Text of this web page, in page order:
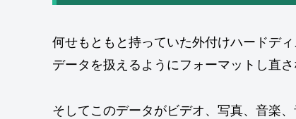
何せもともと持っていた外付けハードデ
データを扱えるようにフォーマットし直さ
そしてこのデータがビデオ、写真、音楽